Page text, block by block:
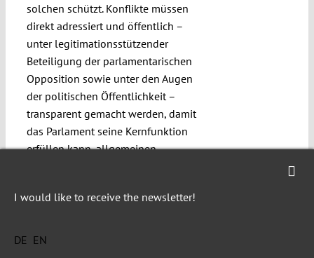
solchen schützt. Konflikte müssen
direkt adressiert und öffentlich –
unter legitimationsstützender
Beteiligung der parlamentarischen
Opposition sowie unter den Augen
der politischen Öffentlichkeit –
transparent gemacht werden, damit
das Parlament seine Kernfunktion
erfüllen kann, allgemeinen
wiederum voraus, dass zunächst
werden und klar wird, was auf dem
I would like to receive the newsletter!
DE EN